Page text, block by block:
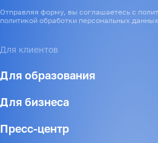
Для клиентов
Для образования
Для бизнеса
Пресс-центр
Отправляя форму, вы соглашаетесь с
политикой обработки персональных данных